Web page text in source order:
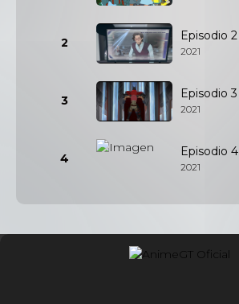
2 Episodio 2
2021
3 Episodio 3
2021
4 Episodio 4
2021